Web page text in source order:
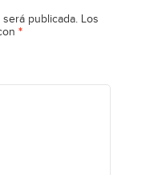
publicada. Los
*